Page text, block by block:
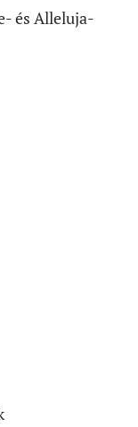
és Alleluja-